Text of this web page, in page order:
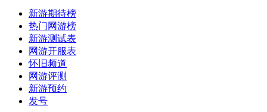
新游期待榜
热门网游榜
新游测试表
网游开服表
怀旧频道
网游评测
新游预约
发号